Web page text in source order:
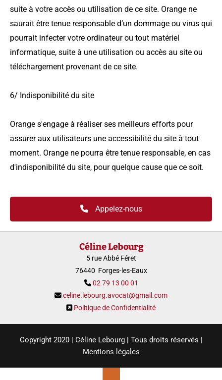
suite à votre accès ou utilisation de ce site. Orange ne
saurait être tenue responsable d’un dommage ou virus qui
pourrait infecter votre ordinateur ou tout matériel
informatique, suite à une utilisation ou accès au site ou
téléchargement provenant de ce site.
6/ Indisponibilité du site
Orange s'engage à réaliser ses meilleurs efforts pour
assurer aux utilisateurs une accessibilité du site à tout
moment. Orange ne pourra être tenue responsable, en cas
d'indisponibilité du site, pour quelque cause que ce soit.
Appelez-nous
Céline Lebourg
5 rue Abbé Féret
76440 Forges-les-Eaux
 02 79 13 00 01
 celine.lebourg.avocat@gmail.com
 Politique de Confidentialité
Copyright 2020 | Céline Lebourg | Tous droits réservés |
Mentions légales